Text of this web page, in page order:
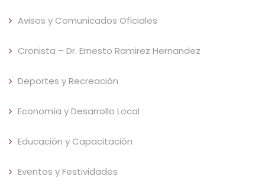
Avisos y Comunicados Oficiales
Cronista – Dr. Ernesto Ramirez Hernandez
Deportes y Recreación
Economía y Desarrollo Local
Educación y Capacitación
Eventos y Festividades